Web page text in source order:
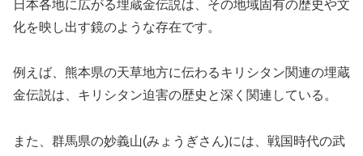
日本各地に広がる埋蔵金伝説は、その地域固有の歴史や文
化を映し出す鏡のような存在です。
例えば、熊本県の天草地方に伝わるキリシタン関連の埋蔵
金伝説は、キリシタン迫害の歴史と深く関連している。
また、群馬県の妙義山(みょうぎさん)には、戦国時代の武